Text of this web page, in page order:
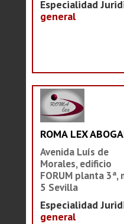
Especialidad
general
ROMA LEX
Avenida Luís de
Morales, edificio
FORUM planta 3ª,
5 Sevilla
Especialidad
general